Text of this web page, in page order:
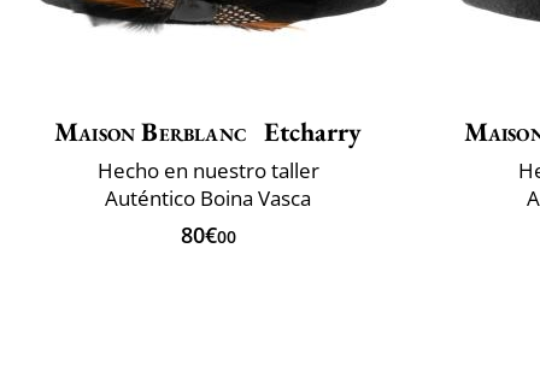
Maison Berblanc Etcharry
Hecho en nuestro taller
Auténtico Boina Vasca
80€00